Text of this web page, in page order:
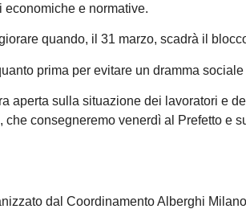
e normative.
quando, il 31 marzo, scadrà il
prima per evitare un dramma
aperta sulla situazione dei lavoratori e
che consegneremo venerdì al Prefetto e
dal Coordinamento Alberghi